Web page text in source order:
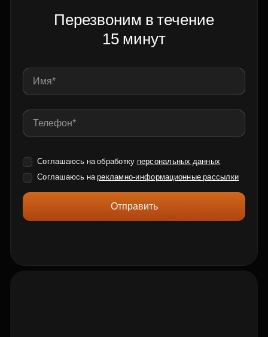
Перезвоним в течение
15 минут
Соглашаюсь на обработку персональных данных
Соглашаюсь нарекламно-информационные рассылки
Отправить